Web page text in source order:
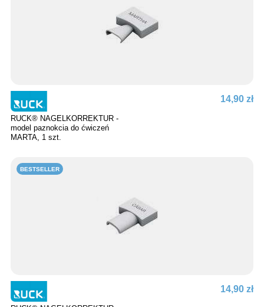
RUCK® NAGELKORREKTUR -
model paznokcia do ćwiczeń
MARTA, 1 szt.
14,90 zł
BESTSELLER
14,90 zł